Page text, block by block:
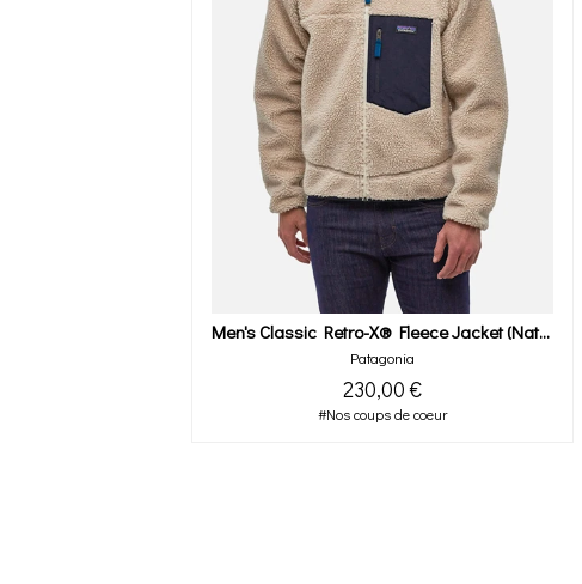
Men's Classic Retro-X® Fleece Jacket (natural)
Patagonia
230,00 €
#Nos coups de coeur